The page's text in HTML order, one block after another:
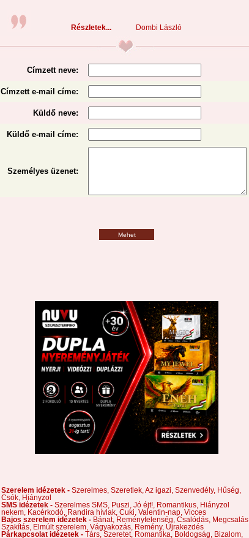
Részletek... Dombi László
Címzett neve:
Címzett e-mail címe:
Küldő neve:
Küldő e-mail címe:
Személyes üzenet:
Mehet
Szerelem idézetek - Szerelmes, Szeretlek, Az igazi, Szenvedély, Hűség,
Csók,
Hiányzol
SMS idézetek - Szerelmes SMS, Puszi, Jó éjt!, Romantikus,
Hiányzol
nekem,
Kacérkodó, Randira hívlak, Cuki, Valentin-nap, Vicces
Bajos szerelem idézetek - Bánat, Reménytelenség, Csalódás,
Megcsalás,
Szakítás,
Elmúlt szerelem, Vágyakozás, Remény, Újrakezdés
Párkapcsolat idézetek - Társ, Szeretet, Romantika, Boldogság, Bizalom,